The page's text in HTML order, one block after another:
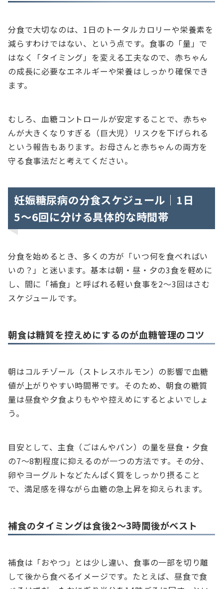
分食で大切なのは、1日のトータルカロリーや栄養素を
減らすわけではない、という点です。食事の「量」で
はなく「タイミング」を変える工夫なので、赤ちゃん
の成長に必要なエネルギーや栄養はしっかり確保でき
ます。
むしろ、血糖コントロールが安定することで、赤ちゃ
んが大きくなりすぎる（巨大児）リスクを下げられる
という報告もあります。お母さんと赤ちゃんの両方を
守る食事法だと考えてください。
妊娠糖尿病の分食スケジュール｜1日
5〜6回に分ける具体的な時間帯
分食を始めるとき、多くの方が「いつ何を食べればい
いの？」と迷います。基本は朝・昼・夕の3食を軽めに
し、間に「補食」と呼ばれる軽い食事を2〜3回はさむ
スケジュールです。
朝食は糖質を控えめにするのが血糖管理のコツ
朝はコルチゾール（ストレスホルモン）の影響で血糖
値が上がりやすい時間帯です。そのため、朝食の糖質
量は昼食や夕食よりもやや控えめにするとよいでしょ
う。
目安として、主食（ごはんやパン）の量を昼食・夕食
の7〜8割程度に抑えるのが一つの方法です。その分、
卵やヨーグルトなどたんぱく質をしっかり摂ること
で、満足感を得ながら血糖の急上昇を抑えられます。
補食のタイミングは食後2〜3時間後がベスト
補食は「おやつ」とは少し違い、食事の一部を切り離
して後から食べるイメージです。たとえば、昼食で食